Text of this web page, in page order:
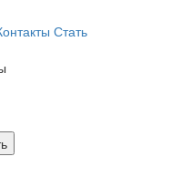
Стать